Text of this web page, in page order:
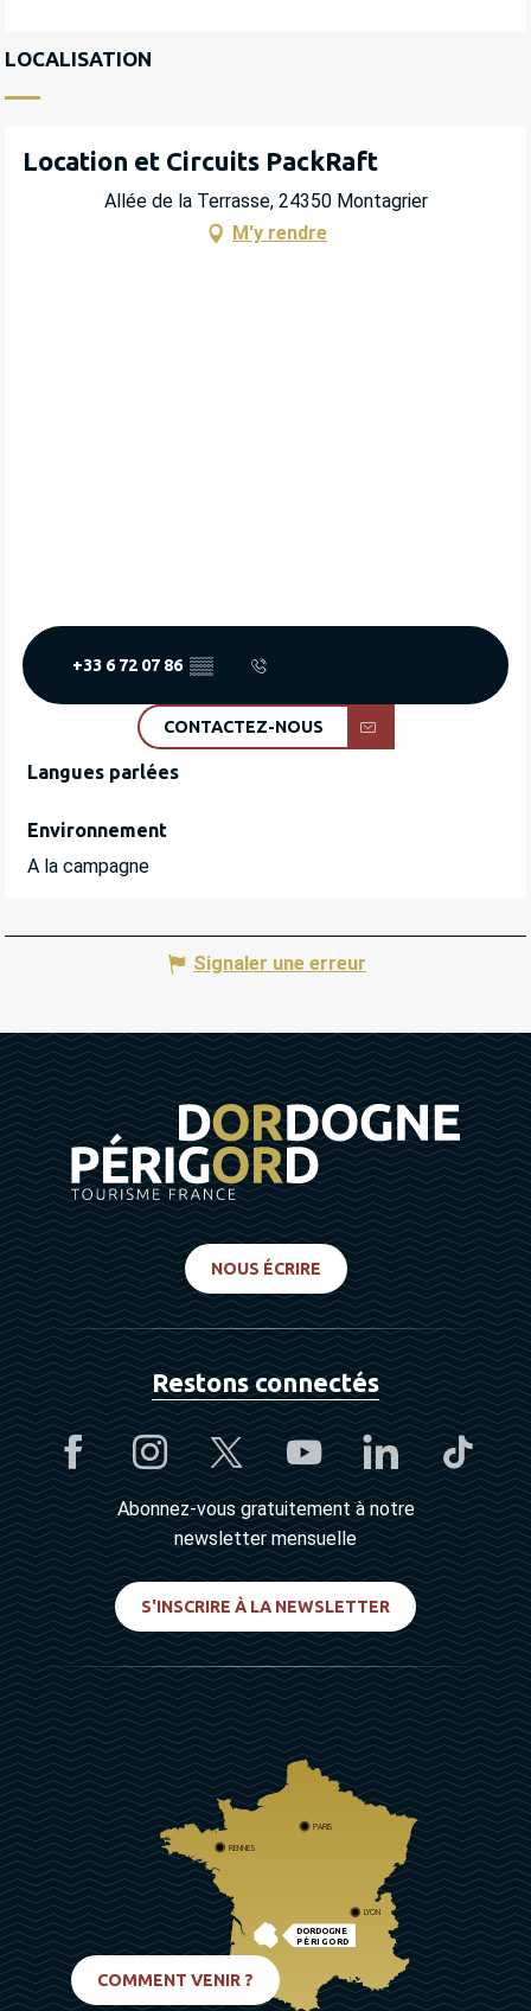
LOCALISATION
Location et Circuits PackRaft
Allée de la Terrasse, 24350 Montagrier
M'y rendre
+33 6 72 07 86 ▒▒
CONTACTEZ-NOUS
Langues parlées
Langues parlées
Environnement
Environnement
A la campagne
Signaler une erreur
NOUS ÉCRIRE
Restons connectés
Abonnez-vous gratuitement à notre
newsletter mensuelle
S'INSCRIRE À LA NEWSLETTER
DORDOGNE
PÉRIGORD
PARIS
RENNES
LYON
COMMENT VENIR ?